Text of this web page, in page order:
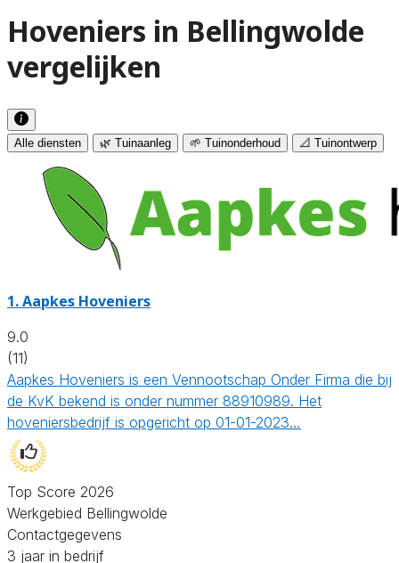
Hoveniers in Bellingwolde
vergelijken
Alle diensten 🌿 Tuinaanleg 🌱 Tuinonderhoud 📐 Tuinontwerp
1.Aapkes Hoveniers
9.0
(11)
Aapkes Hoveniers is een Vennootschap Onder Firma die bij
de KvK bekend is onder nummer 88910989. Het
hoveniersbedrijf is opgericht op 01-01-2023…
Top Score 2026
Werkgebied Bellingwolde
Contactgegevens
3 jaar in bedrijf